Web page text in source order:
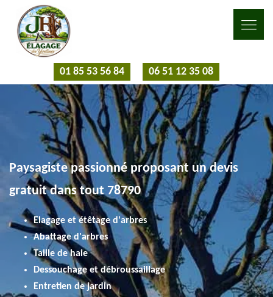
01 85 53 56 84 06 51 12 35 08
Paysagiste passionné proposant un devis
gratuit dans tout 78790
Elagage et étêtage d'arbres
Abattage d'arbres
Taille de haie
Dessouchage et débroussaillage
Entretien de jardin